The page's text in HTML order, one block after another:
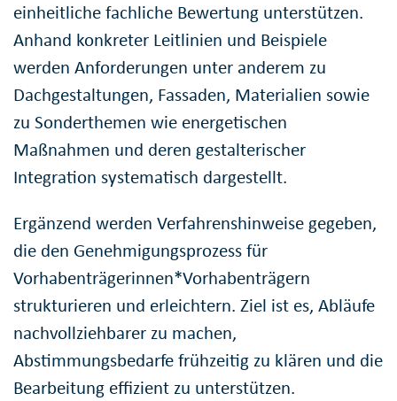
einheitliche fachliche Bewertung unterstützen.
Anhand konkreter Leitlinien und Beispiele
werden Anforderungen unter anderem zu
Dachgestaltungen, Fassaden, Materialien sowie
zu Sonderthemen wie energetischen
Maßnahmen und deren gestalterischer
Integration systematisch dargestellt.
Ergänzend werden Verfahrenshinweise gegeben,
die den Genehmigungsprozess für
Vorhabenträgerinnen*Vorhabenträgern
strukturieren und erleichtern. Ziel ist es, Abläufe
nachvollziehbarer zu machen,
Abstimmungsbedarfe frühzeitig zu klären und die
Bearbeitung effizient zu unterstützen.